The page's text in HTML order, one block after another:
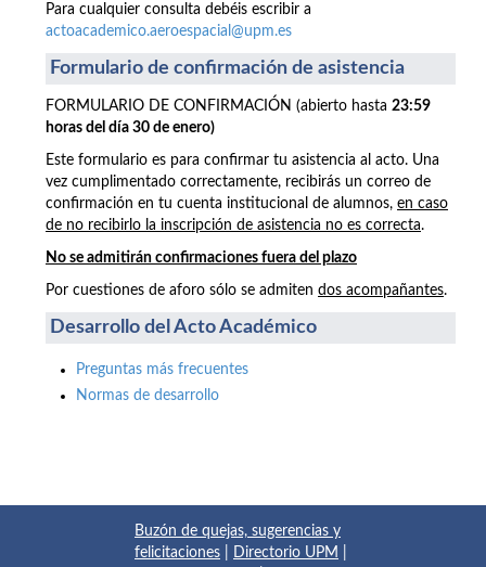
Para cualquier consulta debéis escribir a
actoacademico.aeroespacial@upm.es
Formulario de confirmación de asistencia
FORMULARIO DE CONFIRMACIÓN (abierto hasta 23:59
horas del día 30 de enero)
Este formulario es para confirmar tu asistencia al acto. Una
vez cumplimentado correctamente, recibirás un correo de
confirmación en tu cuenta institucional de alumnos, en caso
de no recibirlo la inscripción de asistencia no es correcta.
No se admitirán confirmaciones fuera del plazo
Por cuestiones de aforo sólo se admiten dos acompañantes.
Desarrollo del Acto Académico
Preguntas más frecuentes
Normas de desarrollo
Buzón de quejas, sugerencias y
felicitaciones
Directorio UPM